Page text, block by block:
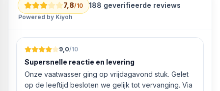
7,8/10 188 geverifieerde reviews
Powered by Kiyoh
9,0/10
Supersnelle reactie en levering
Onze vaatwasser ging op vrijdagavond stuk. Gelet
op de leeftijd besloten we gelijk tot vervanging. Via